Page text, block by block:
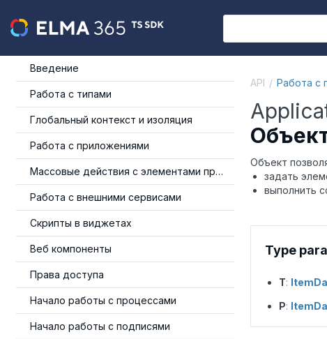
Введение
Работа с типами
Глобальный контекст и изоляция
Работа с приложениями
Массовые действия с элементами приложения
Работа с внешними сервисами
Скрипты в виджетах
Веб компоненты
Права доступа
Начало работы с процессами
Начало работы с подписями
API Работа с
Объект
задать
выполнить
Type
T:
P: